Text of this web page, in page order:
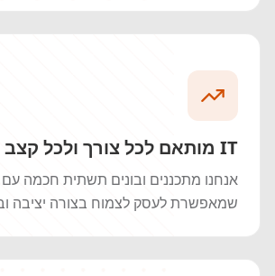
IT מותאם לכל צורך ולכל קצב
אנחנו מתכננים ובונים תשתית חכמה
שמאפשרת לעסק לצמוח בצורה יציבה